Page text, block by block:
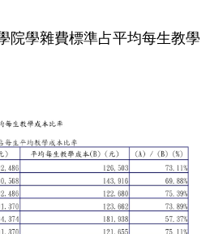
院學雜費標準占平均每生教學